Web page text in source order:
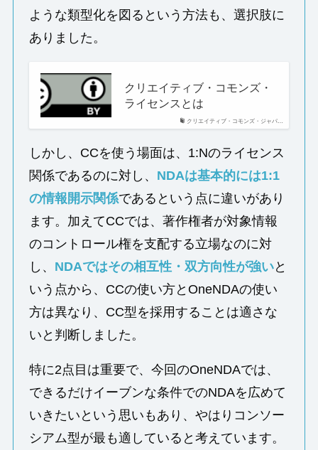
ような類型化を図るという方法も、選択肢に
ありました。
クリエイティブ・コモンズ・ジャパ…
クリエイティブ・コモンズ・
ライセンスとは
しかし、CCを使う場面は、1:Nのライセンス
関係であるのに対し、 NDAは基本的には1:1
の情報開示関係であるという点に違いがあり
ます。加えてCCでは、著作権者が対象情報
のコントロール権を支配する立場なのに対
し、 NDAではその相互性・双方向性が強いと
いう点から、CCの使い方とOneNDAの使い
方は異なり、CC型を採用することは適さな
いと判断しました。
特に2点目は重要で、今回のOneNDAでは、
できるだけイーブンな条件でのNDAを広めて
いきたいという思いもあり、やはりコンソー
シアム型が最も適していると考えています。